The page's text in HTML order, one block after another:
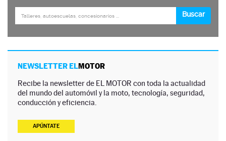
NEWSLETTER ELMOTOR
Recibe la newsletter de EL MOTOR con toda la actualidad
del mundo del automóvil y la moto, tecnología, seguridad,
conducción y eficiencia.
APÚNTATE